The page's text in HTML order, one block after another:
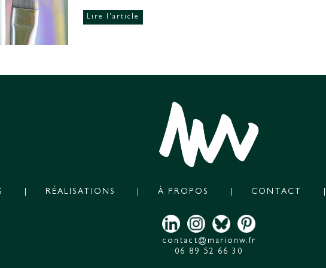
Lire l'article
RÉALISATIONS À PROPOS CONTACT
contact@marionw.fr
06 89 52 66 30